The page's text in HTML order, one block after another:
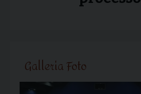
Galleria Foto